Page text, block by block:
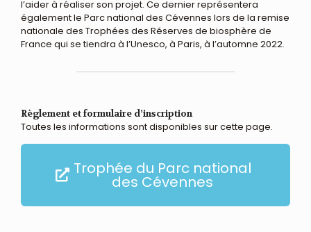
l’aider à réaliser son projet. Ce dernier représentera
également le Parc national des Cévennes lors de la remise
nationale des Trophées des Réserves de biosphère de
France qui se tiendra à l’Unesco, à Paris, à l’automne 2022.
Règlement et formulaire d’inscription
Toutes les informations sont disponibles sur cette page.
Trophée du Parc national
des Cévennes